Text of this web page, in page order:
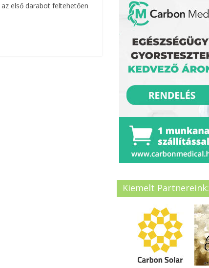
első darabot feltehetően
Kiemelt Partnereink: